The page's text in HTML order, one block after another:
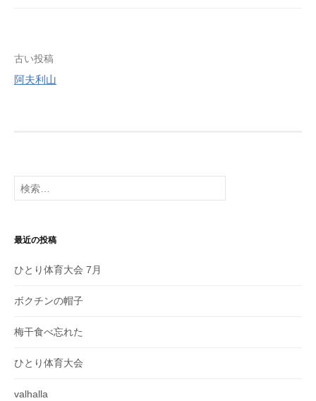
投
稿
ー
ョ
ン
古い投稿
阿夫利山
検
索:
最近の投稿
ひとり体育大会 7月
ボクチンの帽子
梅干食べ忘れた
ひとり体育大会
valhalla